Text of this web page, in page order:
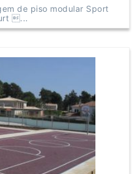
de piso modular Sport
...